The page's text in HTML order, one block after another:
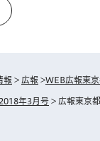
報 > 広報 >WEB広報東
年3月号 > 広報東京